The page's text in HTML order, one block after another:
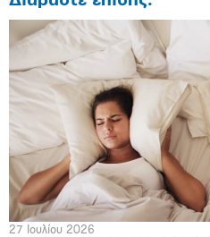
27 Ιουλίου 2026